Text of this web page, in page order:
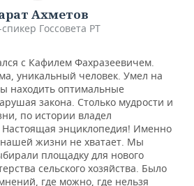
Ахметов
Госсовета РТ
с Кафилем Фахразеевичем.
уникальный человек. Умел на
находить оптимальные
закона. Столько мудрости и
по истории владел
энциклопедия! Именно
жизни не хватает. Мы
площадку для нового
сельского хозяйства. Было
где можно, где нельзя